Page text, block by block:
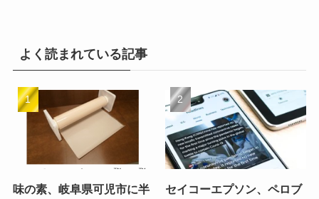
よく読まれている記事
味の素、岐阜県可児市に半
セイコーエプソン、ペロブ